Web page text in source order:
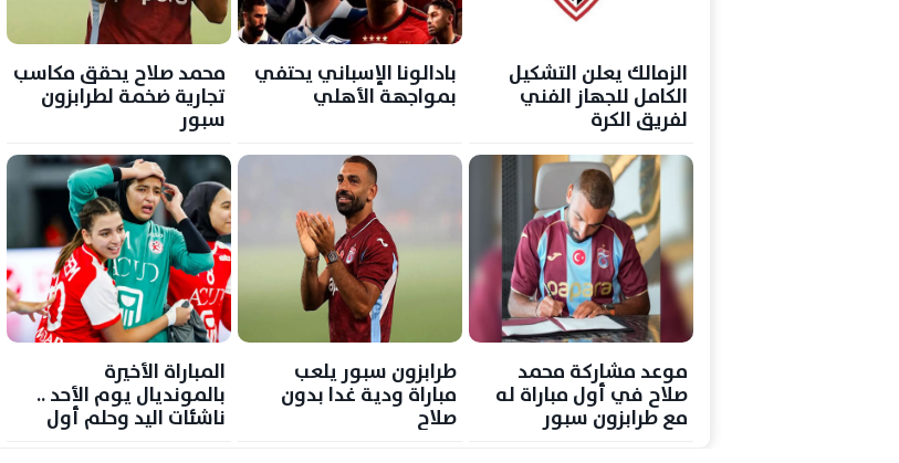
الزمالك يعلن التشكيل
الكامل للجهاز الفني
لفريق الكرة
بادالونا الإسباني يحتفي
بمواجهة الأهلي
محمد صلاح يحقق مكاسب
تجارية ضخمة لطرابزون
سبور
موعد مشاركة محمد
صلاح في أول مباراة له
مع طرابزون سبور
طرابزون سبور يلعب
مباراة ودية غدا بدون
صلاح
المباراة الأخيرة
بالمونديال يوم الأحد ..
ناشئات اليد وحلم أول